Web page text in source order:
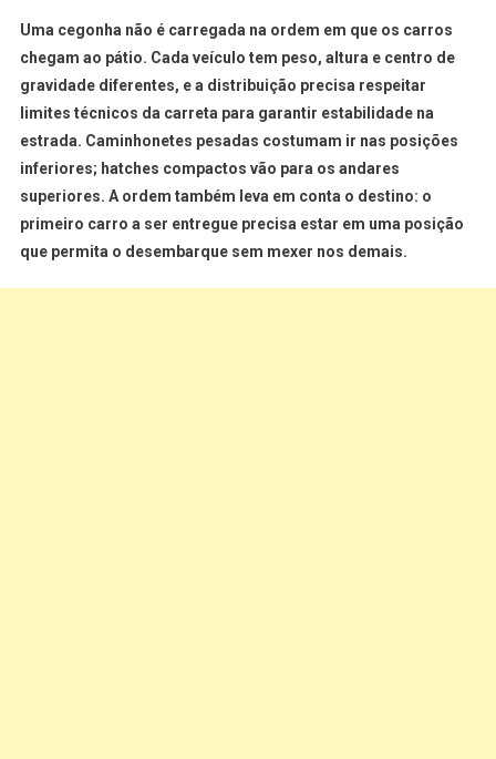
Uma cegonha não é carregada na ordem em que os carros
chegam ao pátio. Cada veículo tem peso, altura e centro de
gravidade diferentes, e a distribuição precisa respeitar
limites técnicos da carreta para garantir estabilidade na
estrada. Caminhonetes pesadas costumam ir nas posições
inferiores; hatches compactos vão para os andares
superiores. A ordem também leva em conta o destino: o
primeiro carro a ser entregue precisa estar em uma posição
que permita o desembarque sem mexer nos demais.